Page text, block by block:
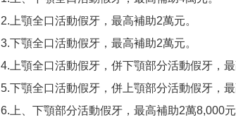
2.上顎全口活動假牙，最高補助2萬元。
3.下顎全口活動假牙，最高補助2萬元。
4.上顎全口活動假牙，併下顎部分活動假牙，最
5.下顎全口活動假牙，併上顎部分活動假牙，最
6.上、下顎部分活動假牙，最高補助2萬8,000元